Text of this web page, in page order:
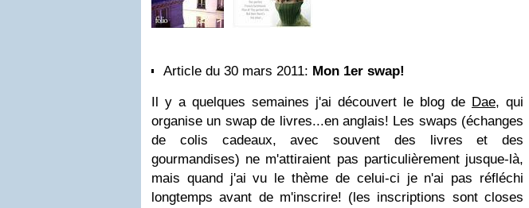
Article du 30 mars 2011: Mon 1er swap!
Il y a quelques semaines j'ai découvert le blog de Dae, qui
organise un swap de livres...en anglais! Les swaps (échanges
de colis cadeaux, avec souvent des livres et des
gourmandises) ne m'attiraient pas particulièrement jusque-là,
mais quand j'ai vu le thème de celui-ci je n'ai pas réfléchi
longtemps avant de m'inscrire! (les inscriptions sont closes